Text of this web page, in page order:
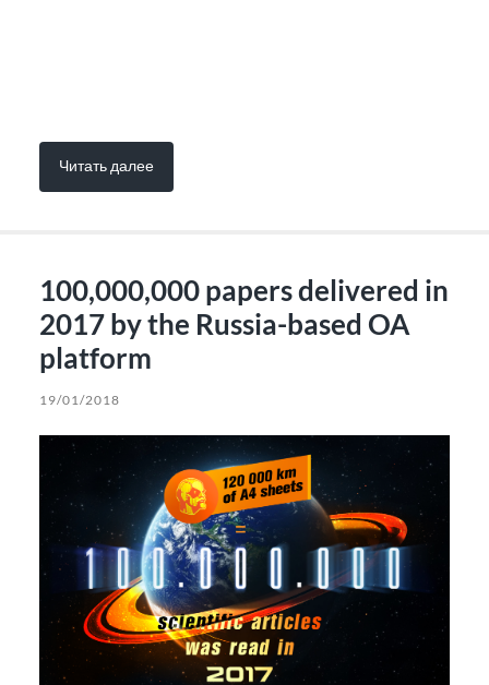
Читать далее
100,000,000 papers delivered in
2017 by the Russia-based OA
platform
19/01/2018